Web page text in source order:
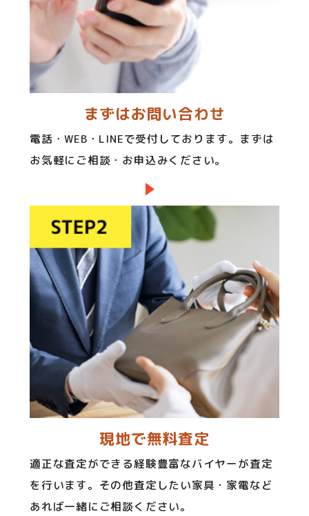
まずはお問い合わせ
電話・WEB・LINEで受付しております。まずは
お気軽にご相談・お申込みください。
現地で無料査定
適正な査定ができる経験豊富なバイヤーが査定
を行います。その他査定したい家具・家電など
あれば一緒にご相談ください。